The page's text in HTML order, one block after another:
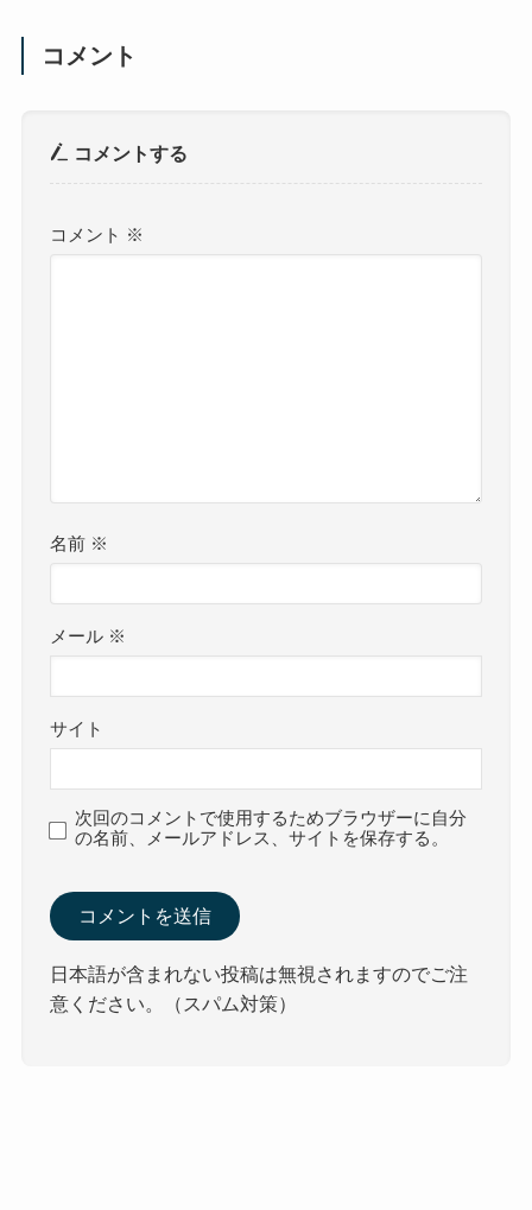
コメント
コメントする
コメント ※
名前 ※
メール ※
サイト
次回のコメントで使用するためブラウザーに自分
の名前、メールアドレス、サイトを保存する。
日本語が含まれない投稿は無視されますのでご注
意ください。（スパム対策）